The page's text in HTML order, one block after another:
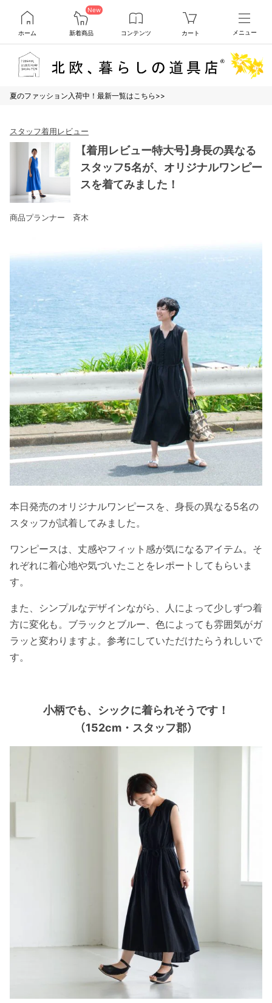
ホーム
New
新着商品 コンテンツ カート メニュー
夏のファッション入荷中！最新一覧はこちら>>
スタッフ着用レビュー
【着用レビュー特大号】身長の異なる
スタッフ5名が、オリジナルワンピー
スを着てみました！
商品プランナー 斉木
本日発売のオリジナルワンピースを、身長の異なる5名の
スタッフが試着してみました。
ワンピースは、丈感やフィット感が気になるアイテム。そ
れぞれに着心地や気づいたことをレポートしてもらいま
す。
また、シンプルなデザインながら、人によって少しずつ着
方に変化も。ブラックとブルー、色によっても雰囲気がガ
ラッと変わりますよ。参考にしていただけたらうれしいで
す。
小柄でも、シックに着られそうです！
（152cm・スタッフ郡）